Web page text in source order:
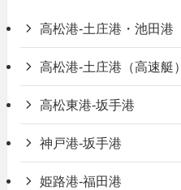
高松港-土庄港・池田港
高松港-土庄港（高速艇）
高松東港-坂手港
神戸港-坂手港
姫路港-福田港